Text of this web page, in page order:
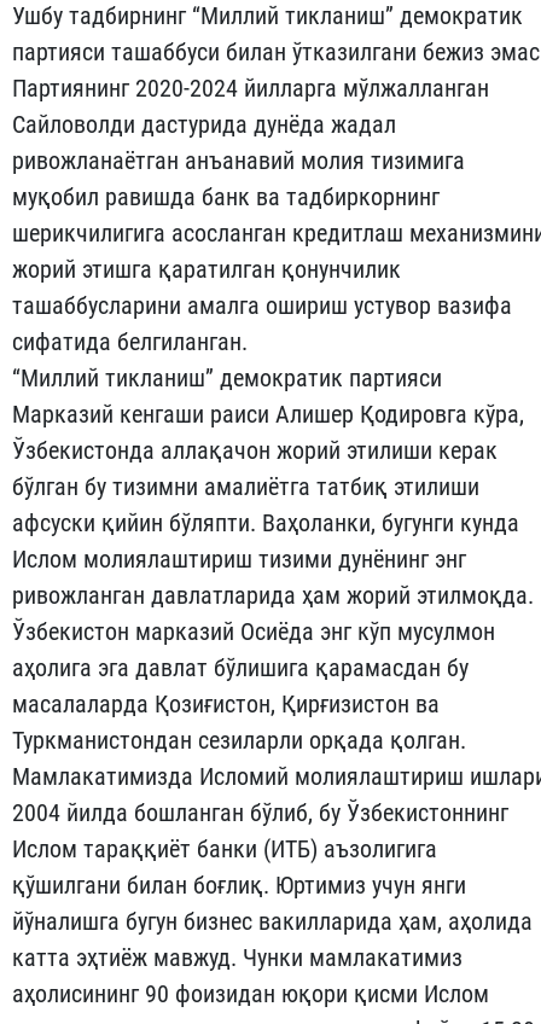
Ушбу тадбирнинг “Миллий тикланиш” демократик
партияси ташаббуси билан ўтказилгани бежиз
Партиянинг 2020-2024 йилларга мўлжалланган
Сайловолди дастурида дунёда жадал
ривожланаётган анъанавий молия тизимига
муқобил равишда банк ва тадбиркорнинг
шерикчилигига асосланган кредитлаш
жорий этишга қаратилган қонунчилик
ташаббусларини амалга ошириш устувор вазифа
сифатида белгиланган.
“Миллий тикланиш” демократик партияси
Марказий кенгаши раиси Алишер Қодировга кўра,
Ўзбекистонда аллақачон жорий этилиши керак
бўлган бу тизимни амалиётга татбиқ этилиши
афсуски қийин бўляпти. Ваҳоланки, бугунги кунда
Ислом молиялаштириш тизими дунёнинг энг
ривожланган давлатларида ҳам жорий этилмоқда.
Ўзбекистон марказий Осиёда энг кўп мусулмон
аҳолига эга давлат бўлишига қарамасдан бу
масалаларда Қозиғистон, Қирғизистон ва
Туркманистондан сезиларли орқада қолган.
Мамлакатимизда Исломий молиялаштириш
2004 йилда бошланган бўлиб, бу Ўзбекистоннинг
Ислом тараққиёт банки (ИТБ) аъзолигига
қўшилгани билан боғлиқ. Юртимиз учун янги
йўналишга бугун бизнес вакилларида ҳам, аҳолида
катта эҳтиёж мавжуд. Чунки мамлакатимиз
аҳолисининг 90 фоизидан юқори қисми Ислом